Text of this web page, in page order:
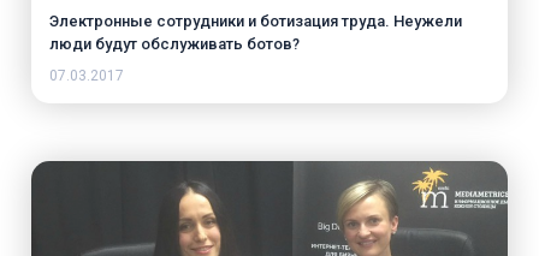
Электронные сотрудники и ботизация труда. Неужели
люди будут обслуживать ботов?
07.03.2017